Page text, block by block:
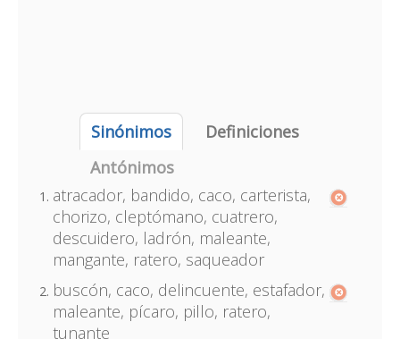
Sinónimos
Definiciones
Antónimos
atracador, bandido, caco, carterista,
chorizo, cleptómano, cuatrero,
descuidero, ladrón, maleante,
mangante, ratero, saqueador
buscón, caco, delincuente, estafador,
maleante, pícaro, pillo, ratero,
tunante